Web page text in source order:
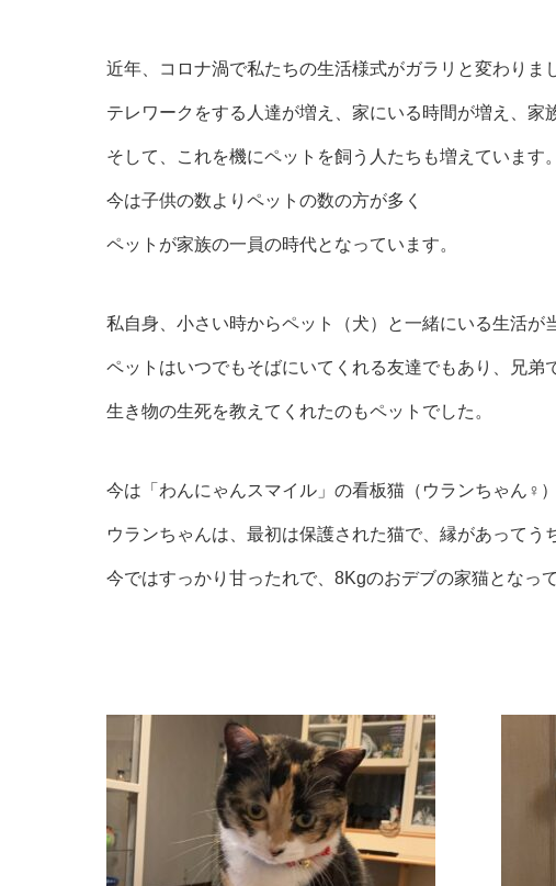
近年、コロナ渦で私たちの生活様式がガラリと変わりま
テレワークをする人達が増え、家にいる時間が増え、家
そして、これを機にペットを飼う人たちも増えています。
今は子供の数よりペットの数の方が多く
ペットが家族の一員の時代となっています。
私自身、小さい時からペット（犬）と一緒にいる生活が
ペットはいつでもそばにいてくれる友達でもあり、兄弟
生き物の生死を教えてくれたのもペットでした。
今は「わんにゃんスマイル」の看板猫（ウランちゃん♀
ウランちゃんは、最初は保護された猫で、縁があってう
今ではすっかり甘ったれで、8Kgのおデブの家猫となって